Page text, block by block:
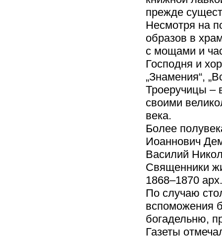
прежде
Несмотря на
образов в
с мощами и
Господня и
„Знамения“,
Троеручицы –
своими
века.
Более
Иоаннович
Василий
Священники
1868–1870
По случаю
вспоможения
богадельню,
Газеты